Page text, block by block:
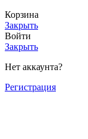
Корзина
Закрыть
Войти
Закрыть
Нет аккаунта?
Регистрация